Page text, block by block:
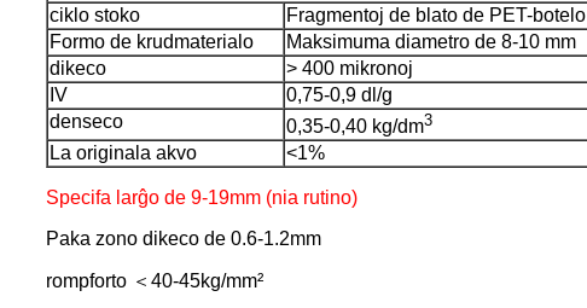
ciklo stoko
Fragmentoj de blato de PET-botelo
Formo de krudmaterialo
Maksimuma diametro de 8-10 mm
dikeco
> 400 mikronoj
IV
0,75-0,9 dl/g
denseco
0,35-0,40 kg/dm3
La originala akvo <1%
Specifa larĝo de 9-19mm (nia rutino)
Paka zono dikeco de 0.6-1.2mm
rompforto ＜40-45kg/mm²